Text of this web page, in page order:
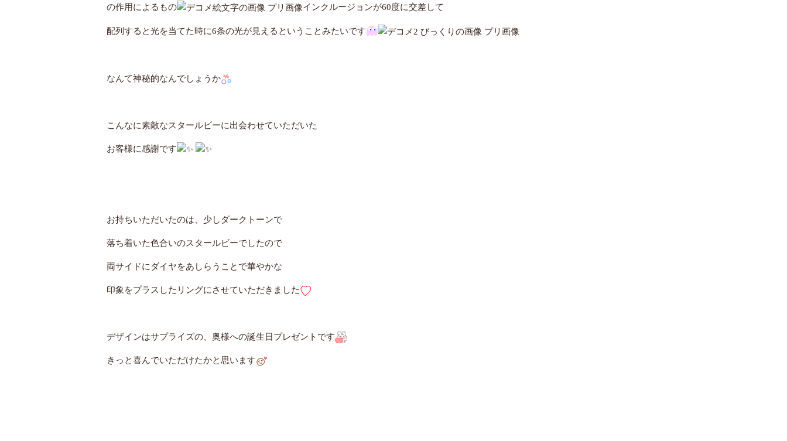
の作用によるもの インクルージョンが60度に交差して
配列すると光を当てた時に6条の光が見えるということみたいです
なんて神秘的なんでしょうか
こんなに素敵なスタールビーに出会わせていただいた
お客様に感謝です
お持ちいただいたのは、少しダークトーンで
落ち着いた色合いのスタールビーでしたので
両サイドにダイヤをあしらうことで華やかな
印象をプラスしたリングにさせていただきました
デザインはサプライズの、奥様への誕生日プレゼントです
きっと喜んでいただけたかと思います